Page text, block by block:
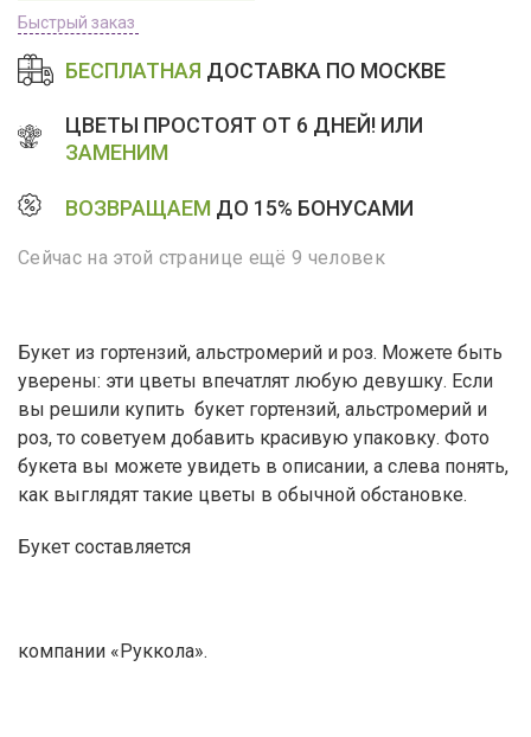
Быстрый заказ
БЕСПЛАТНАЯ ДОСТАВКА ПО МОСКВЕ
ЦВЕТЫ ПРОСТОЯТ ОТ 6 ДНЕЙ! ИЛИ
ЗАМЕНИМ
ВОЗВРАЩАЕМ ДО 15% БОНУСАМИ
Сейчас на этой странице ещё 9 человек
Букет из гортензий, альстромерий и роз. Можете быть
уверены: эти цветы впечатлят любую девушку. Если
вы решили купить букет гортензий, альстромерий и
роз, то советуем добавить красивую упаковку. Фото
букета вы можете увидеть в описании, а слева понять,
как выглядят такие цветы в обычной обстановке.
Букет составляется
компании «Руккола».